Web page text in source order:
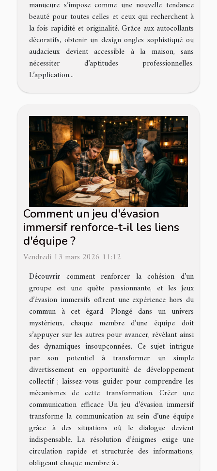
manucure s’impose comme une nouvelle tendance
beauté pour toutes celles et ceux qui recherchent à
la fois rapidité et originalité. Grâce aux autocollants
décoratifs, obtenir un design ongles sophistiqué ou
audacieux devient accessible à la maison, sans
nécessiter d’aptitudes professionnelles.
L’application...
Comment un jeu d'évasion
immersif renforce-t-il les liens
d'équipe ?
Vendredi 13 mars 2026 11:12
Découvrir comment renforcer la cohésion d’un
groupe est une quête passionnante, et les jeux
d’évasion immersifs offrent une expérience hors du
commun à cet égard. Plongé dans un univers
mystérieux, chaque membre d’une équipe doit
s’appuyer sur les autres pour avancer, révélant ainsi
des dynamiques insoupçonnées. Ce sujet intrigue
par son potentiel à transformer un simple
divertissement en opportunité de développement
collectif ; laissez-vous guider pour comprendre les
mécanismes de cette transformation. Créer une
communication efficace Un jeu d’évasion immersif
transforme la communication au sein d’une équipe
grâce à des situations où le dialogue devient
indispensable. La résolution d’énigmes exige une
circulation rapide et structurée des informations,
obligeant chaque membre à...